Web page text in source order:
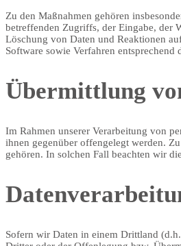
Zu den Maßnahmen gehören
betreffenden Zugriffs, der Eingabe, der
Löschung von Daten und Reaktionen
Software sowie Verfahren
Übermittlung
Im Rahmen unserer Verarbeitung von
ihnen gegenüber offengelegt werden.
gehören. In solchen Fall beachten wir
Sofern wir Daten in einem Drittland